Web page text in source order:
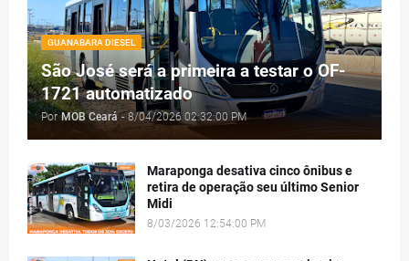
GUANABARA DIESEL
São José será a primeira a testar o OF-
1721 automatizado
Por MOB Ceará - 8/04/2026 02:32:00 PM
Maraponga desativa cinco ônibus e
retira de operação seu último Senior
Midi
8/03/2026 12:54:00 PM